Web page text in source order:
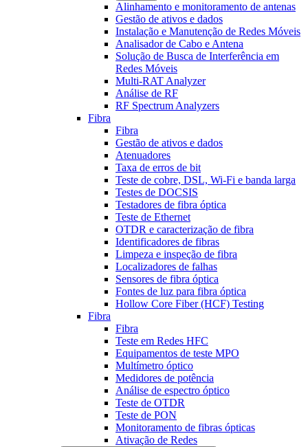
Alinhamento e monitoramento de antenas
Gestão de ativos e dados
Instalação e Manutenção de Redes Móveis
Analisador de Cabo e Antena
Solução de Busca de Interferência em
Redes Móveis
Multi-RAT Analyzer
Análise de RF
RF Spectrum Analyzers
Fibra
Fibra
Gestão de ativos e dados
Atenuadores
Taxa de erros de bit
Teste de cobre, DSL, Wi-Fi e banda larga
Testes de DOCSIS
Testadores de fibra óptica
Teste de Ethernet
OTDR e caracterização de fibra
Identificadores de fibras
Limpeza e inspeção de fibra
Localizadores de falhas
Sensores de fibra óptica
Fontes de luz para fibra óptica
Hollow Core Fiber (HCF) Testing
Fibra
Fibra
Teste em Redes HFC
Equipamentos de teste MPO
Multímetro óptico
Medidores de potência
Análise de espectro óptico
Teste de OTDR
Teste de PON
Monitoramento de fibras ópticas
Ativação de Redes